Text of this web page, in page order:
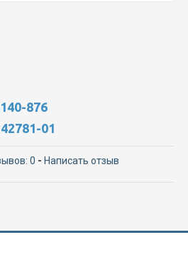
876
42781-01
0 - Написать отзыв